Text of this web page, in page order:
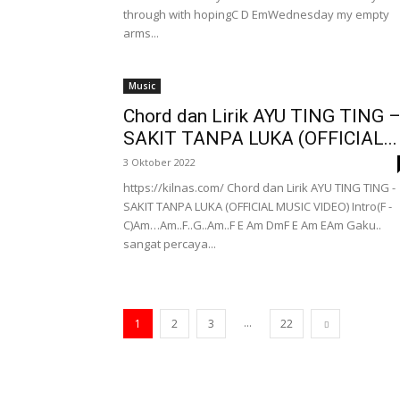
through with hopingC D EmWednesday my empty
arms...
Music
Chord dan Lirik AYU TING TING –
SAKIT TANPA LUKA (OFFICIAL...
3 Oktober 2022
https://kilnas.com/ Chord dan Lirik AYU TING TING -
SAKIT TANPA LUKA (OFFICIAL MUSIC VIDEO) Intro(F -
C)Am…Am..F..G..Am..F E Am DmF E Am EAm Gaku..
sangat percaya...
1 2 3 ... 22